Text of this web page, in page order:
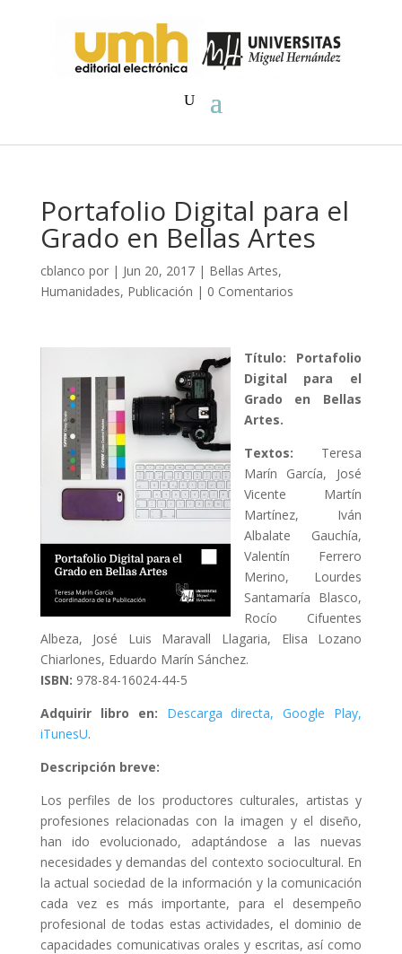
Portafolio Digital para el
Grado en Bellas Artes
cblanco por | Jun 20, 2017| Bellas Artes,
Humanidades, Publicación | 0 Comentarios
Título: Portafolio
Digital para el
Grado en Bellas
Artes.
Textos: Teresa
Marín García, José
Vicente Martín
Martínez, Iván
Albalate Gauchía,
Valentín Ferrero
Merino, Lourdes
Santamaría Blasco,
Rocío Cifuentes
Albeza, José Luis Maravall Llagaria, Elisa Lozano
Chiarlones, Eduardo Marín Sánchez.
ISBN: 978-84-16024-44-5
Adquirir libro en:
Descarga directa,Google Play,
iTunesU.
Descripción breve:
Los perfiles de los productores culturales, artistas y
profesiones relacionadas con la imagen y el diseño,
han ido evolucionado, adaptándose a las nuevas
necesidades y demandas del contexto sociocultural. En
la actual sociedad de la información y la comunicación
cada vez es más importante, para el desempeño
profesional de todas estas actividades, el dominio de
capacidades comunicativas orales y escritas, así como